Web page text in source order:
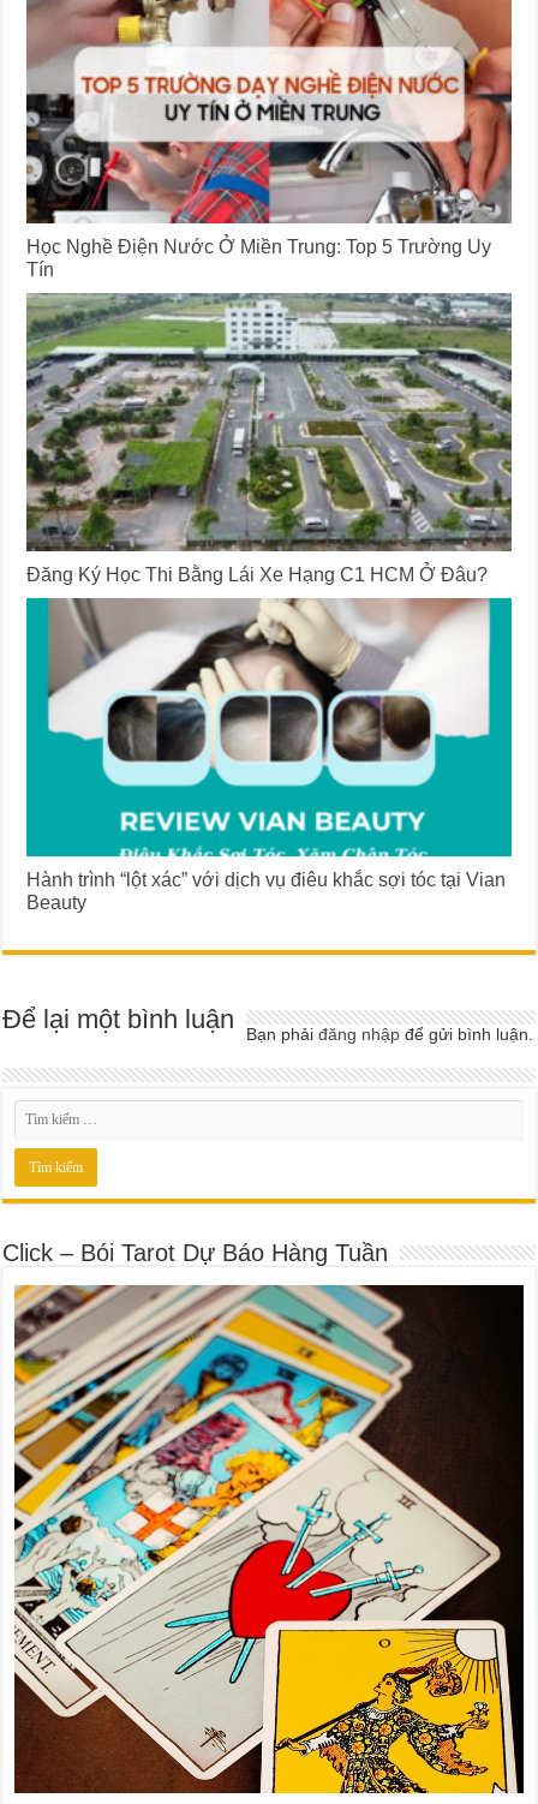
Học Nghề Điện Nước Ở Miền Trung: Top 5 Trường Uy
Tín
Đăng Ký Học Thi Bằng Lái Xe Hạng C1 HCM Ở Đâu?
Hành trình “lột xác” với dịch vụ điêu khắc sợi tóc tại Vian
Beauty
Để lại một bình luận Bạn phảiđăng nhập để gửi bình luận.
Click – Bói Tarot Dự Báo Hàng Tuần